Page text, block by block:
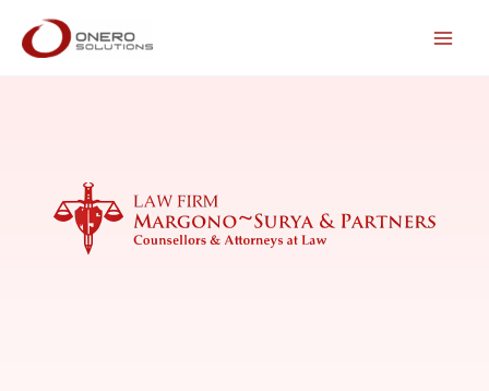
Lewati